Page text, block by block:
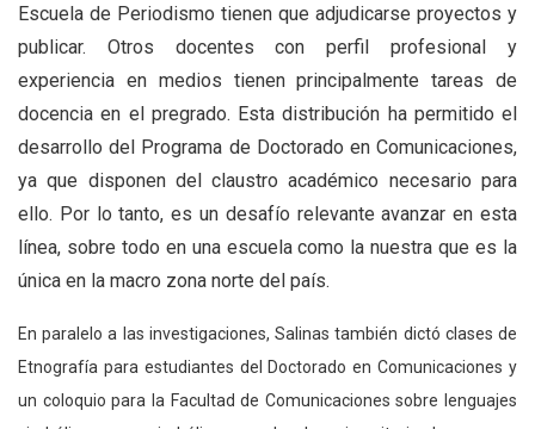
Escuela de Periodismo tienen que adjudicarse proyectos y
publicar. Otros docentes con perfil profesional y
experiencia en medios tienen principalmente tareas de
docencia en el pregrado. Esta distribución ha permitido el
desarrollo del Programa de Doctorado en Comunicaciones,
ya que disponen del claustro académico necesario para
ello. Por lo tanto, es un desafío relevante avanzar en esta
línea, sobre todo en una escuela como la nuestra que es la
única en la macro zona norte del país.
En paralelo a las investigaciones, Salinas también dictó clases de
Etnografía para estudiantes del Doctorado en Comunicaciones y
un coloquio para la Facultad de Comunicaciones sobre lenguajes